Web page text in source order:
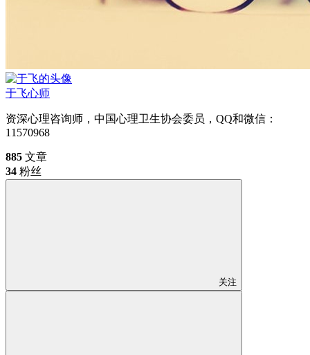
于飞心师
资深心理咨询师，中国心理卫生协会委员，QQ和微信：
11570968
885 文章
34 粉丝
关注